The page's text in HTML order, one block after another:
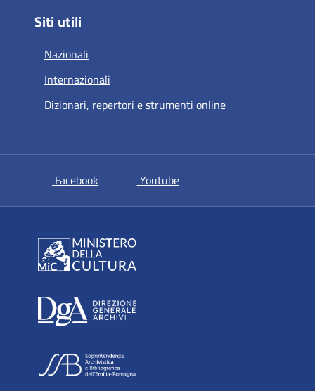
Siti utili
Nazionali
Internazionali
Dizionari, repertori e strumenti online
Facebook si apre in una nuova scheda
Youtubesi apre in una nuova scheda